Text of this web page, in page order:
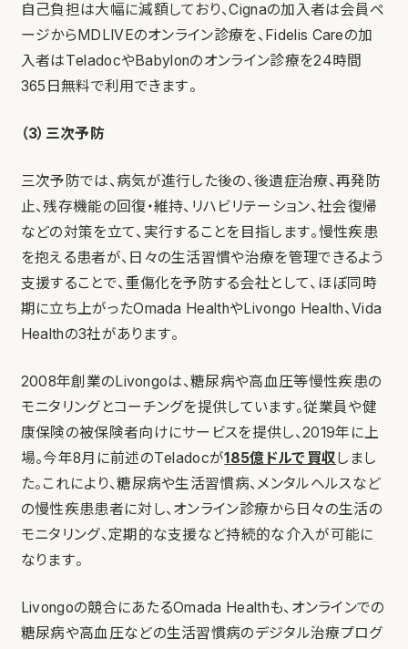
自己負担は大幅に減額しており、Cignaの加入者は会員ペ
ージからMDLIVEのオンライン診療を、Fidelis Careの加
入者はTeladocやBabylonのオンライン診療を24時間
365日無料で利用できます。
（3）三次予防
三次予防では、病気が進行した後の、後遺症治療、再発防
止、残存機能の回復・維持、リハビリテーション、社会復帰
などの対策を立て、実行することを目指します。慢性疾患
を抱える患者が、日々の生活習慣や治療を管理できるよう
支援することで、重傷化を予防する会社として、ほぼ同時
期に立ち上がったOmada HealthやLivongo Health、Vida
Healthの3社があります。
2008年創業のLivongoは、糖尿病や高血圧等慢性疾患の
モニタリングとコーチングを提供しています。従業員や健
康保険の被保険者向けにサービスを提供し、2019年に上
場。今年8月に前述のTeladocが185億ドルで買収しまし
た。これにより、糖尿病や生活習慣病、メンタルヘルスなど
の慢性疾患患者に対し、オンライン診療から日々の生活の
モニタリング、定期的な支援など持続的な介入が可能に
なります。
Livongoの競合にあたるOmada Healthも、オンラインでの
糖尿病や高血圧などの生活習慣病のデジタル治療プログ